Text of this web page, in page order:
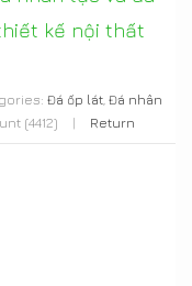
kế nội thất
Đá ốp lát Đá nhân
(4412) | Return